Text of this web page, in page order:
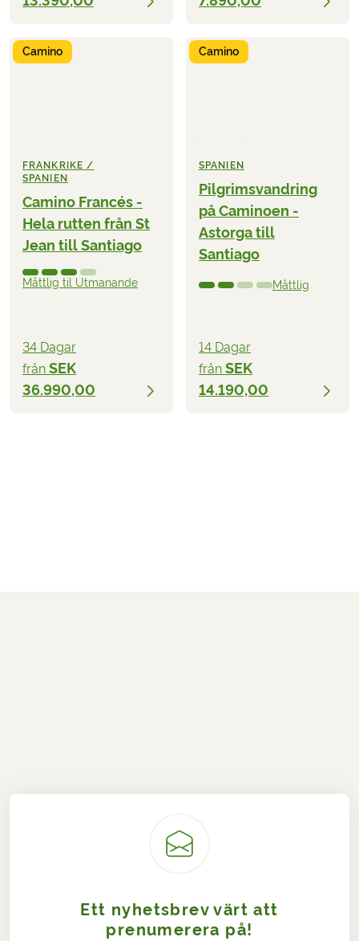
Camino
FRANKRIKE /
SPANIEN
Camino Francés -
Hela rutten från St
Jean till Santiago
Måttlig til Utmanande
34 Dagar
från SEK
36.990,00
Camino
SPANIEN
Pilgrimsvandring
på Caminoen -
Astorga till
Santiago
Måttlig
14 Dagar
från SEK
14.190,00
Ett nyhetsbrev värt att
prenumerera på!